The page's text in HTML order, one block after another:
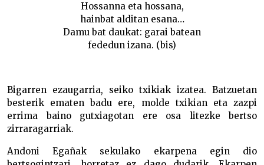
Hossanna eta hossana,
hainbat alditan esana…
Damu bat daukat: garai batean
fededun izana. (bis)
Bigarren ezaugarria, seiko txikiak izatea. Batzuetan
besterik ematen badu ere, molde txikian eta zazpi
errima baino gutxiagotan ere osa litezke bertso
zirraragarriak.
Andoni Egañak sekulako ekarpena egin dio